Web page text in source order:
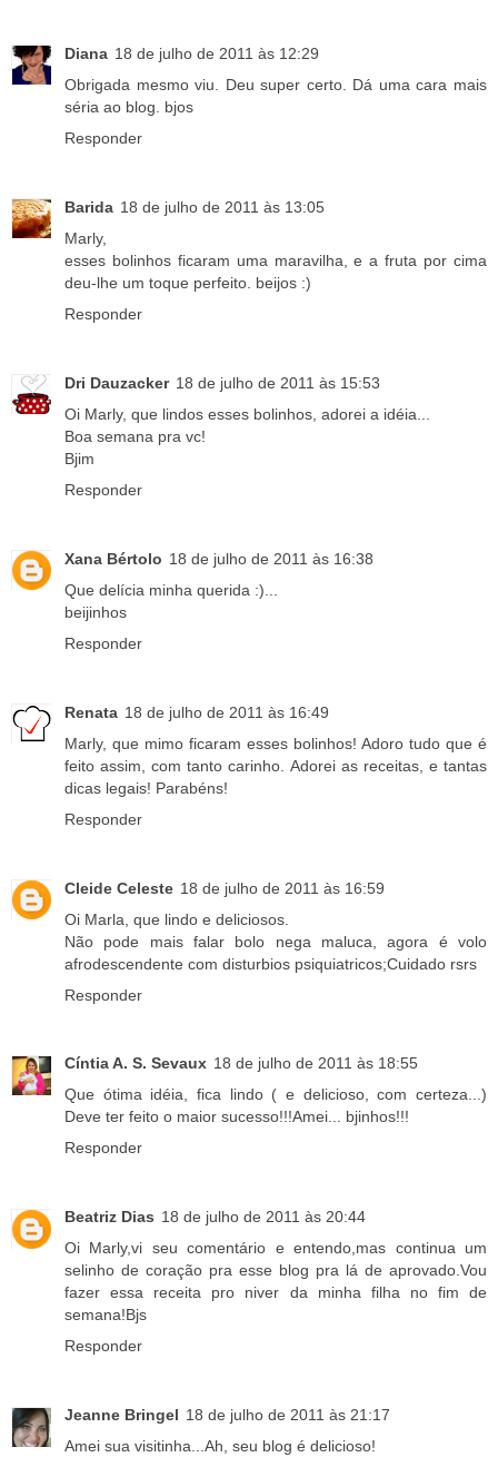
Diana 18 de julho de 2011 às 12:29
Obrigada mesmo viu. Deu super certo. Dá uma cara mais
séria ao blog. bjos
Responder
Barida 18 de julho de 2011 às 13:05
Marly,
esses bolinhos ficaram uma maravilha, e a fruta por cima
deu-lhe um toque perfeito. beijos :)
Responder
Dri Dauzacker 18 de julho de 2011 às 15:53
Oi Marly, que lindos esses bolinhos, adorei a idéia...
Boa semana pra vc!
Bjim
Responder
Xana Bértolo 18 de julho de 2011 às 16:38
Que delícia minha querida :)...
beijinhos
Responder
Renata 18 de julho de 2011 às 16:49
Marly, que mimo ficaram esses bolinhos! Adoro tudo que é
feito assim, com tanto carinho. Adorei as receitas, e tantas
dicas legais! Parabéns!
Responder
Cleide Celeste 18 de julho de 2011 às 16:59
Oi Marla, que lindo e deliciosos.
Não pode mais falar bolo nega maluca, agora é volo
afrodescendente com disturbios psiquiatricos;Cuidado rsrs
Responder
Cíntia A. S. Sevaux 18 de julho de 2011 às 18:55
Que ótima idéia, fica lindo ( e delicioso, com certeza...)
Deve ter feito o maior sucesso!!!Amei... bjinhos!!!
Responder
Beatriz Dias 18 de julho de 2011 às 20:44
Oi Marly,vi seu comentário e entendo,mas continua um
selinho de coração pra esse blog pra lá de aprovado.Vou
fazer essa receita pro niver da minha filha no fim de
semana!Bjs
Responder
Jeanne Bringel 18 de julho de 2011 às 21:17
Amei sua visitinha...Ah, seu blog é delicioso!